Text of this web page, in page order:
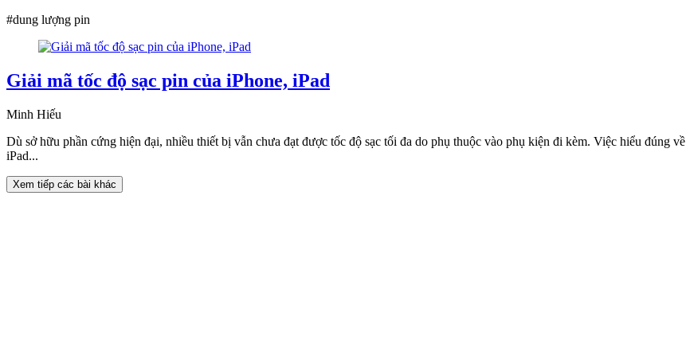
#dung lượng pin
Giải mã tốc độ sạc pin của iPhone, iPad
Minh Hiếu
Dù sở hữu phần cứng hiện đại, nhiều thiết bị vẫn chưa đạt được tốc độ sạc tối đa do phụ thuộc vào phụ kiện đi kèm. Việc hiểu đúng
iPad...
Xem tiếp các bài khác